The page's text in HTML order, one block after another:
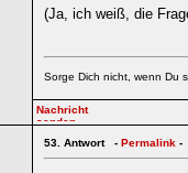
(Ja, ich weiß, die
Sorge Dich nicht, wenn Du
53. Antwort - Permalink -